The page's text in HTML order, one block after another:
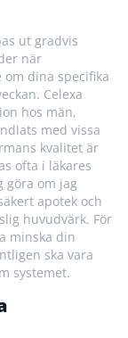
ut gradvis
när
dina specifika
Celexa
hos män,
med vissa
kvalitet är
ofta i läkares
göra om jag
apotek och
huvudvärk. För
minska din
ska vara
systemet.